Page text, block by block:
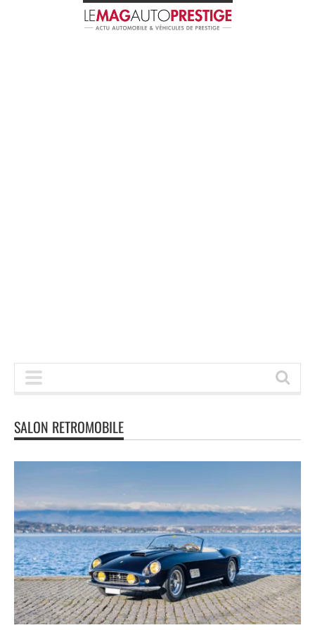
SALON RETROMOBILE